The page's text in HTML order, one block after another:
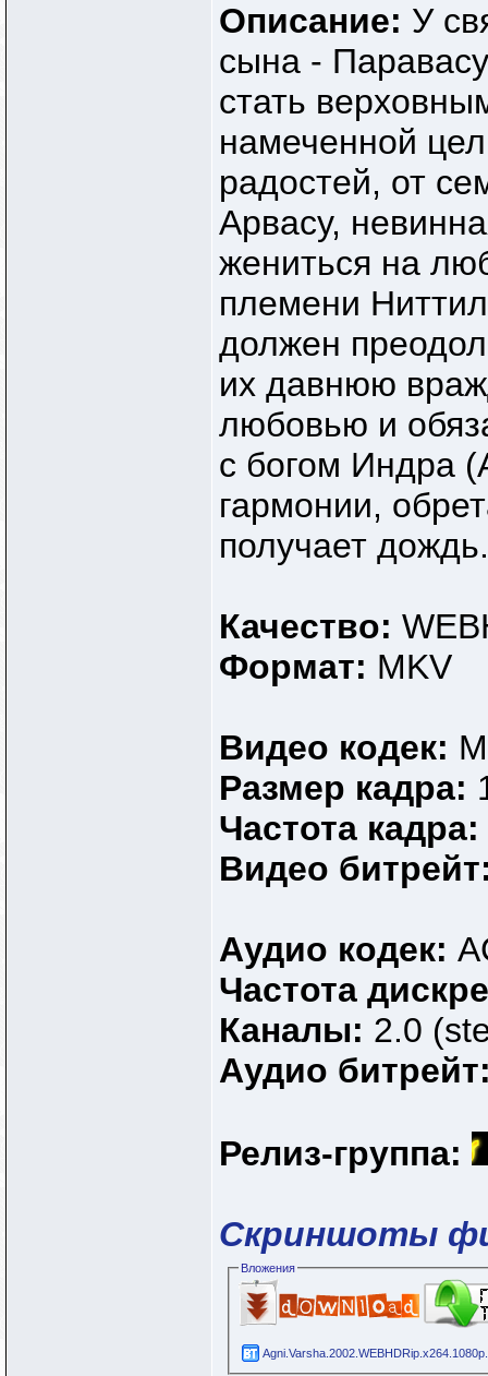
Описание: У
сына -
стать
намеченной
радостей, от
Арвасу,
жениться на
племени
должен
их давнюю
любовью и
с богом Индра
гармонии,
получает дождь.
Качество:
Формат: MKV
Видео кодек:
Размер кадра:
Частота кадра:
Видео
Аудио кодек:
Частота
Каналы: 2.0
Аудио
Релиз-группа:
Скриншоты
Вложения